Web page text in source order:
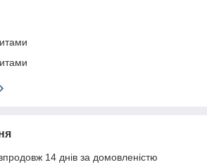
14 днів за домовленістю